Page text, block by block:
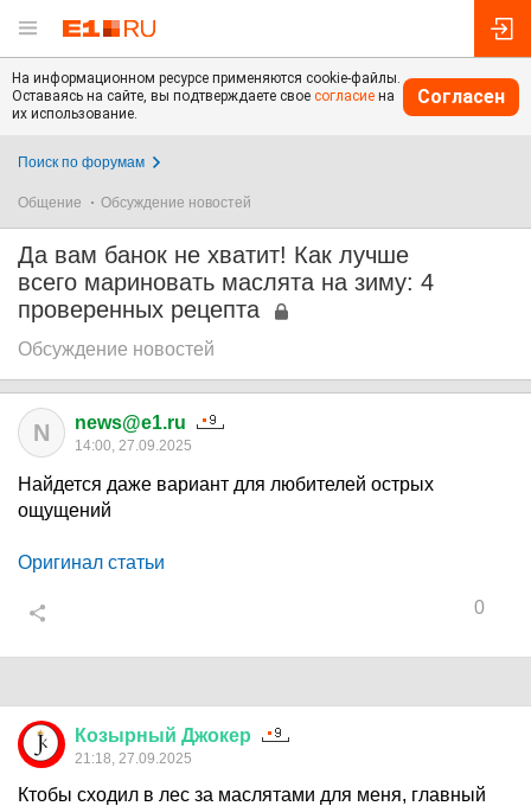
На информационном ресурсе применяются cookie-файлы.
Оставаясь на сайте, вы подтверждаете свое согласие на
их использование.
Согласен
Поиск по форумам
Общение Обсуждение новостей
Да вам банок не хватит! Как лучше
всего мариновать маслята на зиму: 4
проверенных рецепта
Обсуждение новостей
N news@e1.ru
14:00, 27.09.2025
Найдется даже вариант для любителей острых
ощущений
Оригинал статьи
0
Козырный Джокер
21:18, 27.09.2025
Ктобы сходил в лес за маслятами для меня, главный